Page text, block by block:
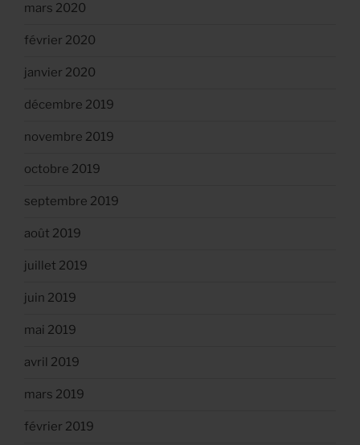
mars 2020
février 2020
janvier 2020
décembre 2019
novembre 2019
octobre 2019
septembre 2019
août 2019
juillet 2019
juin 2019
mai 2019
avril 2019
mars 2019
février 2019